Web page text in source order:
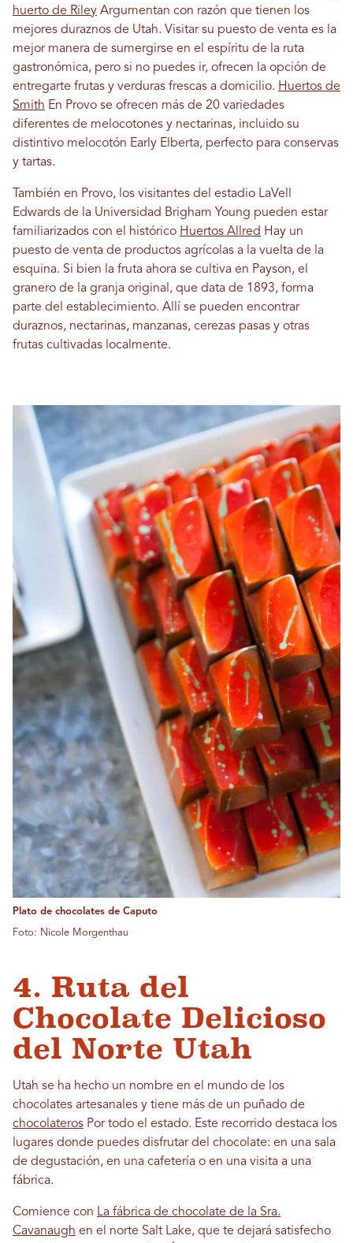
huerto de Riley Argumentan con razón que tienen los
mejores duraznos de Utah. Visitar su puesto de venta es la
mejor manera de sumergirse en el espíritu de la ruta
gastronómica, pero si no puedes ir, ofrecen la opción de
entregarte frutas y verduras frescas a domicilio. Huertos de
Smith En Provo se ofrecen más de 20 variedades
diferentes de melocotones y nectarinas, incluido su
distintivo melocotón Early Elberta, perfecto para conservas
y tartas.
También en Provo, los visitantes del estadio LaVell
Edwards de la Universidad Brigham Young pueden estar
familiarizados con el histórico Huertos Allred Hay un
puesto de venta de productos agrícolas a la vuelta de la
esquina. Si bien la fruta ahora se cultiva en Payson, el
granero de la granja original, que data de 1893, forma
parte del establecimiento. Allí se pueden encontrar
duraznos, nectarinas, manzanas, cerezas pasas y otras
frutas cultivadas localmente.
Plato de chocolates de Caputo
Foto: Nicole Morgenthau
4. Ruta del
Chocolate Delicioso
del Norte Utah
Utah se ha hecho un nombre en el mundo de los
chocolates artesanales y tiene más de un puñado de
chocolateros Por todo el estado. Este recorrido destaca los
lugares donde puedes disfrutar del chocolate: en una sala
de degustación, en una cafetería o en una visita a una
fábrica.
Comience con La fábrica de chocolate de la Sra.
Cavanaugh en el norte Salt Lake, que te dejará satisfecho